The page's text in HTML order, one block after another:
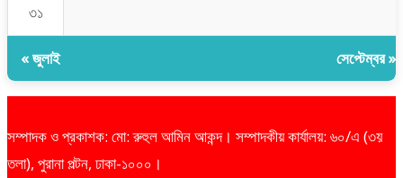
৩১
« জুলাই সেপ্টেম্বর »
সম্পাদক ও প্রকাশক: মো: রুহুল আমিন আকন্দ। সম্পাদকীয় কার্যালয়: ৬০/এ (৩য়
তলা), পুরানা পল্টন, ঢাকা-১০০০।